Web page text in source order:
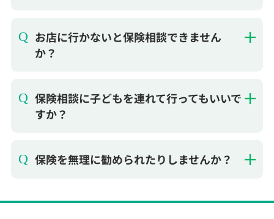
保険相談に子どもを連れて行ってもいいで
すか？
保険を無理に勧められたりしませんか？